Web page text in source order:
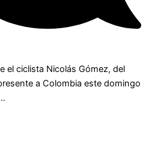
el ciclista Nicolás Gómez, del
a Colombia este domingo